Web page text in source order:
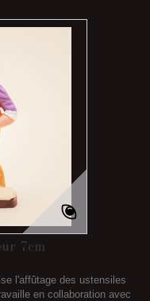
7cm
l'affûtage des ustensiles
en collaboration avec